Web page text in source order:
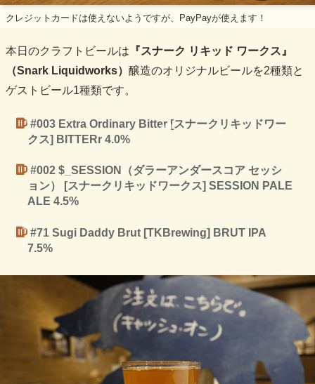
クレジットカードは使えないようですが、PayPayが使えます！
本日のクラフトビールは 『スナーク リキッド ワークス』
（Snark Liquidworks） 醸造のオリジナルビールを2種類と
ゲストビール1種類です。
#003 Extra Ordinary Bitter [スナークリキッドワー
クス] BITTERr 4.0%
#002 $_SESSION（ダラーアンダースコア セッシ
ョン） [スナークリキッドワークス] SESSION PALE
ALE 4.5%
#71 Sugi Daddy Brut [TKBrewing] BRUT IPA
7.5%